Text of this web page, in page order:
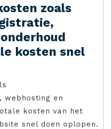
zoals
kosten snel
webhosting en
kosten van het
snel doen oplopen.